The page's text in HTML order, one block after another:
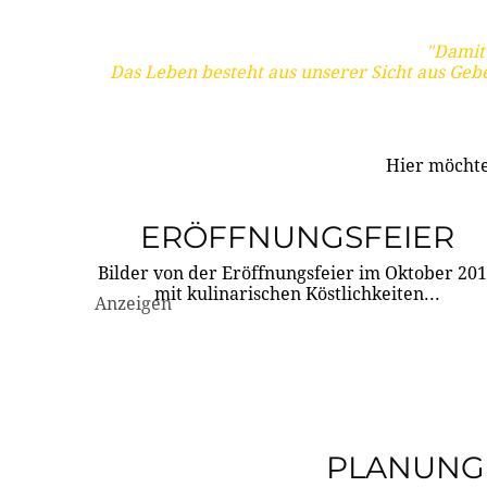
Das Leben besteht aus unserer Sicht aus
Hier
ERÖFFNUNGSFEIER
Bilder von der Eröffnungsfeier im Oktober
mit kulinarischen Köstlichkeiten...
Anzeigen
PLANUNG